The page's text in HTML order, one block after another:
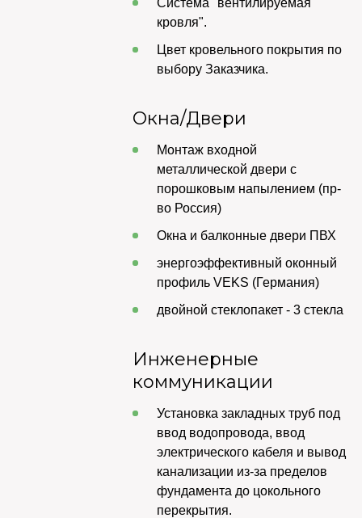
Система "вентилируемая
кровля".
Цвет кровельного покрытия по
выбору Заказчика.
Окна/Двери
Монтаж входной
металлической двери с
порошковым напылением (пр-
во Россия)
Окна и балконные двери ПВХ
энергоэффективный оконный
профиль VEKS (Германия)
двойной стеклопакет - 3 стекла
Инженерные
коммуникации
Установка закладных труб под
ввод водопровода, ввод
электрического кабеля и вывод
канализации из-за пределов
фундамента до цокольного
перекрытия.